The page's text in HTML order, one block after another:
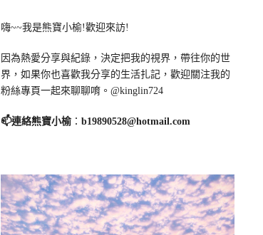
嗨~~我是熊寶小榆!歡迎來訪!
因為熱愛分享與紀錄，決定把我的視界，帶往你的世
界，如果你也喜歡我分享的生活扎記，歡迎關注我的
粉絲專頁一起來聊聊唷。@kinglin724
📫連絡熊寶小榆： b19890528@hotmail.com